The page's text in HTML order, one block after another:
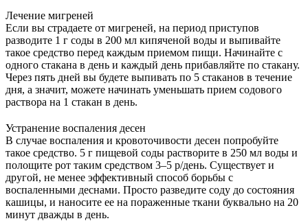
Лечение мигреней
Если вы страдаете от мигреней, на период приступов
разводите 1 г соды в 200 мл кипяченой воды и выпивайте
такое средство перед каждым приемом пищи. Начинайте с
одного стакана в день и каждый день прибавляйте по стакану.
Через пять дней вы будете выпивать по 5 стаканов в течение
дня, а значит, можете начинать уменьшать прием содового
раствора на 1 стакан в день.
Устранение воспаления десен
В случае воспаления и кровоточивости десен попробуйте
такое средство. 5 г пищевой соды растворите в 250 мл воды и
полощите рот таким средством 3–5 р/день. Существует и
другой, не менее эффективный способ борьбы с
воспаленными деснами. Просто разведите соду до состояния
кашицы, и наносите ее на пораженные ткани буквально на 20
минут дважды в день.